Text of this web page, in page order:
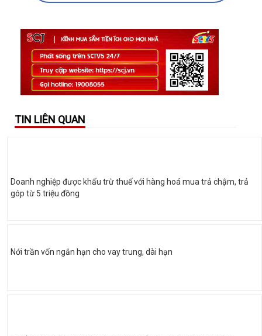
TIN LIÊN QUAN
Doanh nghiệp được khấu trừ thuế với hàng hoá mua trả chậm, trả
góp từ 5 triệu đồng
Nới trần vốn ngắn hạn cho vay trung, dài hạn